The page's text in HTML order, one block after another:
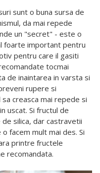
sunt o buna sursa de
da mai repede
un "secret" - este o
foarte important pentru
pentru care il gasiti
tocmai
de inaintarea in varsta si
rupere si
creasca mai repede si
uscat. Si fructul de
silica, dar castravetii
facem mult mai des. Si
printre fructele
recomandata.